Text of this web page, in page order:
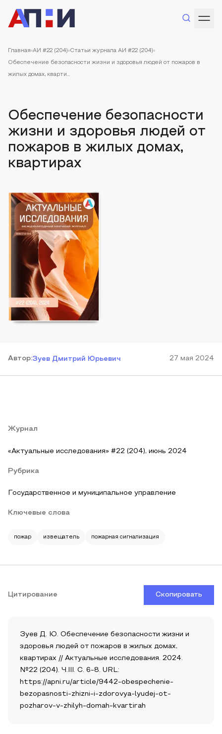
Главная АИ #22 (204) Статьи журнала АИ #22 (204)
Обеспечение безопасности жизни и здоровья людей от пожаров в
жилых домах, кварти...
Обеспечение безопасности
жизни и здоровья людей от
пожаров в жилых домах,
квартирах
Автор:Зуев Дмитрий Юрьевич 27 мая 2024
Журнал
«Актуальные исследования» #22 (204), июнь 2024
Рубрика
Государственное и муниципальное управление
Ключевые слова
пожар извещатель пожарная сигнализация
Цитирование Скопировать
Зуев Д. Ю. Обеспечение безопасности жизни и
здоровья людей от пожаров в жилых домах,
квартирах // Актуальные исследования. 2024.
№22 (204). Ч.III. С. 6-8. URL:
https://apni.ru/article/9442-obespechenie-
bezopasnosti-zhizni-i-zdorovya-lyudej-ot-
pozharov-v-zhilyh-domah-kvartirah